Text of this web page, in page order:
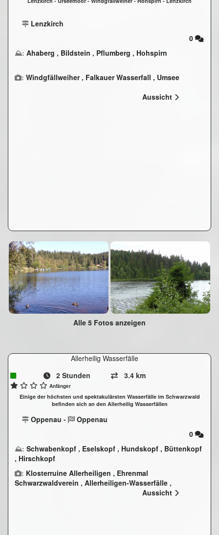
Lenzkirch
0
⛰: Ahaberg , Bildstein , Pflumberg , Hohspirn
: Windgfällweiher, Falkauer Wasserfall , Umsee
Aussicht
Alle 5 Fotos anzeigen
Allerheilig Wasserfälle
2 Stunden
3.4 km
Anfänger
Einige der höchsten und spektakulärsten Wasserfälle im Schwarzwald
befinden sich an den Allerheilig Wasserfällen
Oppenau -
Oppenau
0
⛰: Schwabenkopf , Eselskopf , Hundskopf , Büttenkopf
, Hirschkopf
: Klosterruine Allerheiligen , Ehrenmal
Schwarzwaldverein , Allerheiligen-Wasserfälle ,
Allerheiligen Lierbachtal StudentenfelsenAussicht